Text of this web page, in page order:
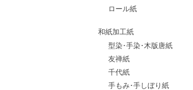
ロール紙
和紙加工紙
型染･手染･木版唐紙
友禅紙
千代紙
手もみ･手しぼり紙